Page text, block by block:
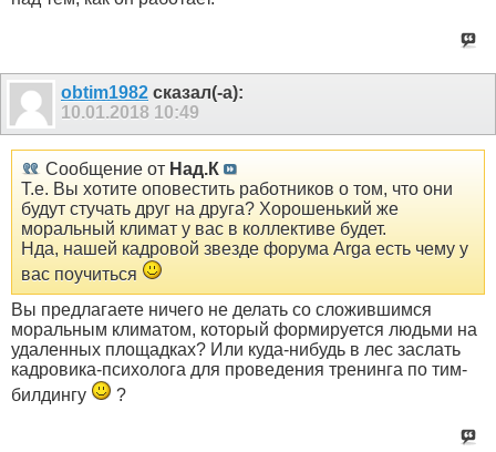
obtim1982 сказал(-а):
10.01.2018 10:49
Сообщение от Над.К
Т.е. Вы хотите оповестить работников о том, что они
будут стучать друг на друга? Хорошенький же
моральный климат у вас в коллективе будет.
Нда, нашей кадровой звезде форума Arga есть чему у
вас поучиться
Вы предлагаете ничего не делать со сложившимся
моральным климатом, который формируется людьми на
удаленных площадках? Или куда-нибудь в лес заслать
кадровика-психолога для проведения тренинга по тим-
билдингу
?